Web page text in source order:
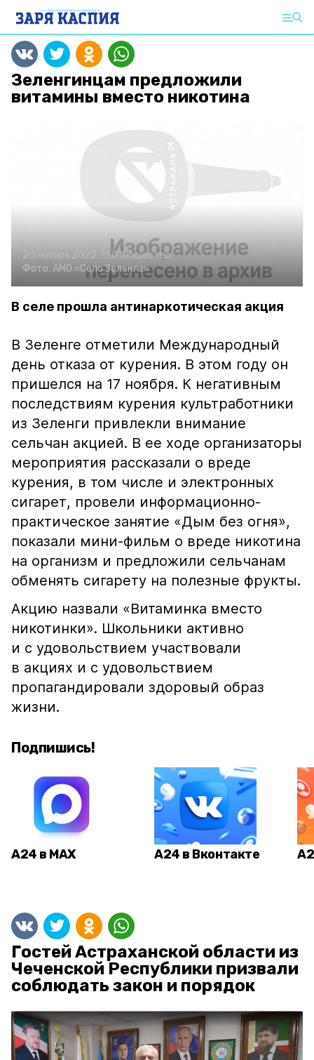
Зеленгинцам предложили
витамины вместо никотина
20 ноября 2022, 11:01Общество
Фото: АМО «Село Зеленга»
В селе прошла антинаркотическая акция
В Зеленге отметили Международный
день отказа от курения. В этом году он
пришелся на 17 ноября. К негативным
последствиям курения культработники
из Зеленги привлекли внимание
сельчан акцией. В ее ходе организаторы
мероприятия рассказали о вреде
курения, в том числе и электронных
сигарет, провели информационно-
практическое занятие «Дым без огня»,
показали мини-фильм о вреде никотина
на организм и предложили сельчанам
обменять сигарету на полезные фрукты.
Акцию назвали «Витаминка вместо
никотинки». Школьники активно
и с удовольствием участвовали
в акциях и с удовольствием
пропагандировали здоровый образ
жизни.
Подпишись!
А24 в MAX А24 в Вконтакте
Гостей Астраханской области из
Чеченской Республики призвали
соблюдать закон и порядок